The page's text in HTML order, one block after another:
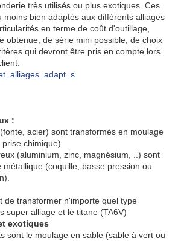
très utilisés ou plus exotiques. Ces
moins bien adaptés aux différents alliages
en terme de coût d'outillage,
obtenue, de série mini possible, de choix
qui devront être pris en compte lors
:
acier) sont transformés en moulage
chimique)
(aluminium, zinc, magnésium, ..) sont
(coquille, basse pression ou
de transformer n'importe quel type
super alliage et le titane (TA6V)
exotiques
sont le moulage en sable (sable à vert ou